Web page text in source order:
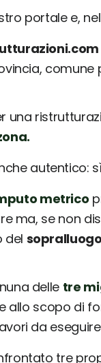
portale e,
comune
una
autentico:
metrico
ma, se non
del
delle tre
allo scopo di
da
tre